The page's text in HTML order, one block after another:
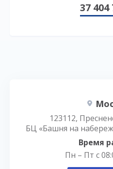
37 404
123112,
БЦ «Башня на
Время
Пн – Пт с